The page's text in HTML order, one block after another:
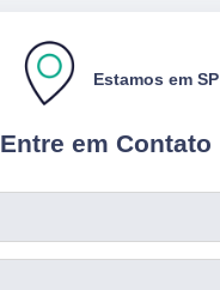
Entre em Contato
Estamos em SP